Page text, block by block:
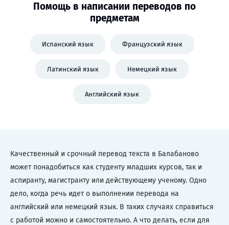
Помощь в написании переводов по
предметам
Испанский язык Французский язык
Латинский язык Немецкий язык
Английский язык
Качественный и срочный перевод текста в Балабаново
может понадобиться как студенту младших курсов, так и
аспиранту, магистранту или действующему ученому. Одно
дело, когда речь идет о выполнении перевода на
английский или немецкий язык. В таких случаях справиться
с работой можно и самостоятельно. А что делать, если для